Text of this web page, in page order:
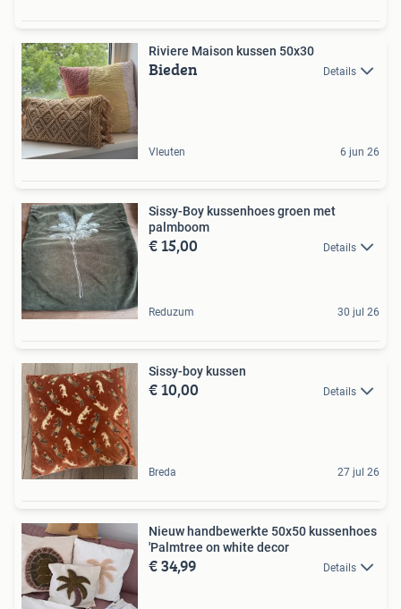
Riviere Maison kussen 50x30
Bieden Details
Vleuten 6 jun 26
Sissy-Boy kussenhoes groen met
palmboom
€ 15,00 Details
Reduzum 30 jul 26
Sissy-boy kussen
€ 10,00 Details
Breda 27 jul 26
Nieuw handbewerkte 50x50 kussenhoes
'Palmtree on white decor
€ 34,99 Details